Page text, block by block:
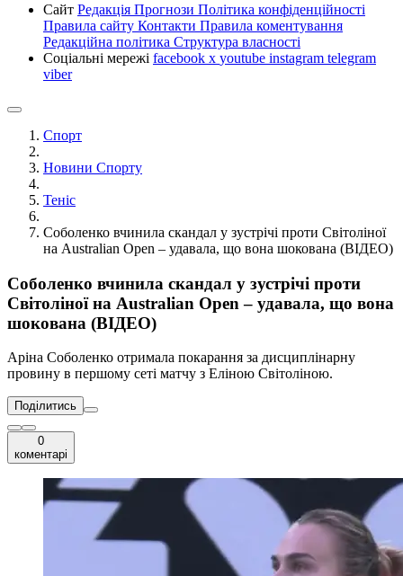
Сайт Редакція Прогнози Політика конфіденційності
Правила сайту Контакти Правила коментування
Редакційна політика Структура власності
Соціальні мережі facebook x youtube instagram telegram
viber
Спорт
Новини Спорту
Теніс
Соболенко вчинила скандал у зустрічі проти Світоліної
на Australian Open – удавала, що вона шокована (ВІДЕО)
Соболенко вчинила скандал у зустрічі проти
Світоліної на Australian Open – удавала, що вона
шокована (ВІДЕО)
Аріна Соболенко отримала покарання за дисциплінарну
провину в першому сеті матчу з Еліною Світоліною.
Поділитись
0
коментарі